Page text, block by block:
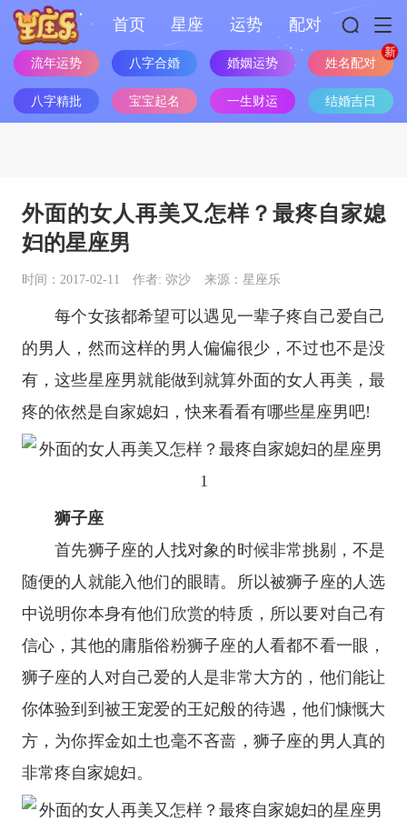
首页 星座 运势 配对
流年运势 八字合婚 婚姻运势 姓名配对
八字精批 宝宝起名 一生财运 结婚吉日
外面的女人再美又怎样？最疼自家媳
妇的星座男
时间：2017-02-11 作者: 弥沙 来源：星座乐
每个女孩都希望可以遇见一辈子疼自己爱自己
的男人，然而这样的男人偏偏很少，不过也不是没
有，这些星座男就能做到就算外面的女人再美，最
疼的依然是自家媳妇，快来看看有哪些星座男吧!
狮子座
首先狮子座的人找对象的时候非常挑剔，不是
随便的人就能入他们的眼睛。所以被狮子座的人选
中说明你本身有他们欣赏的特质，所以要对自己有
信心，其他的庸脂俗粉狮子座的人看都不看一眼，
狮子座的人对自己爱的人是非常大方的，他们能让
你体验到到被王宠爱的王妃般的待遇，他们慷慨大
方，为你挥金如土也毫不吝啬，狮子座的男人真的
非常疼自家媳妇。